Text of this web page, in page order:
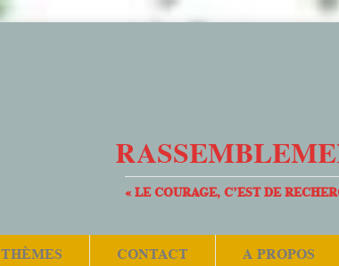
« LE COURAGE, C’EST DE
THÈMES CONTACT A PROPOS